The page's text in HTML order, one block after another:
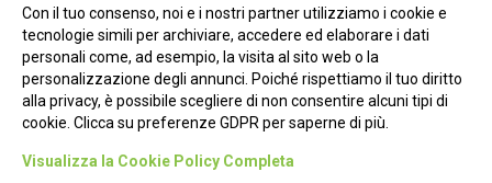
Piazza Alessandria, 24 - 00198 Roma
Con il tuo consenso, noi e i nostri partner utilizziamo i cookie e
tecnologie simili per archiviare, accedere ed elaborare i dati
personali come, ad esempio, la visita al sito web o la
personalizzazione degli annunci. Poiché rispettiamo il tuo diritto
alla privacy, è possibile scegliere di non consentire alcuni tipi di
cookie. Clicca su preferenze GDPR per saperne di più.
Visualizza la Cookie Policy Completa